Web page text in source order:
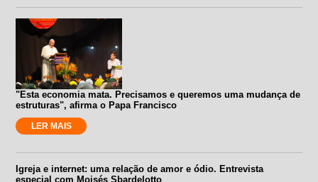
"Esta economia mata. Precisamos e queremos uma mudança de
estruturas", afirma o Papa Francisco
LER MAIS
Igreja e internet: uma relação de amor e ódio. Entrevista
especial com Moisés Sbardelotto